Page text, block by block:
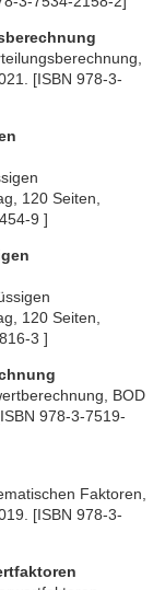
[ISBN 978-3-
120 Seiten,
9 ]
120 Seiten,
3 ]
BOD
978-3-7519-
Faktoren,
[ISBN 978-3-